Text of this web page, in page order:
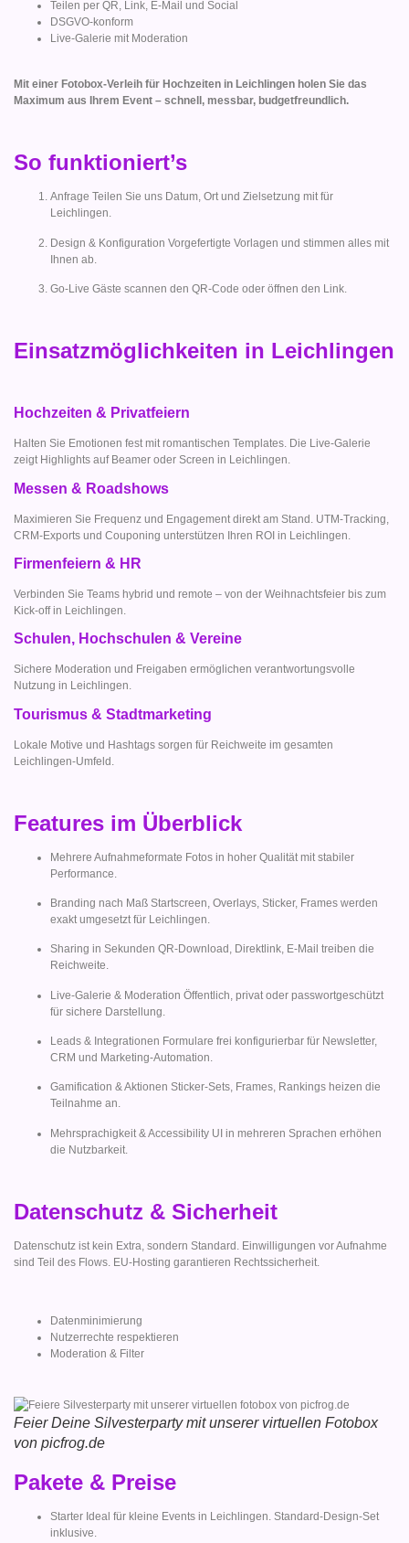
Teilen per QR, Link, E-Mail und Social
DSGVO-konform
Live-Galerie mit Moderation
Mit einer Fotobox-Verleih für Hochzeiten in Leichlingen holen Sie das
Maximum aus Ihrem Event – schnell, messbar, budgetfreundlich.
So funktioniert’s
Anfrage Teilen Sie uns Datum, Ort und Zielsetzung mit für
Leichlingen.
Design & Konfiguration Vorgefertigte Vorlagen und stimmen alles mit
Ihnen ab.
Go-Live Gäste scannen den QR-Code oder öffnen den Link.
Einsatzmöglichkeiten in Leichlingen
Hochzeiten & Privatfeiern
Halten Sie Emotionen fest mit romantischen Templates. Die Live-Galerie
zeigt Highlights auf Beamer oder Screen in Leichlingen.
Messen & Roadshows
Maximieren Sie Frequenz und Engagement direkt am Stand. UTM-Tracking,
CRM-Exports und Couponing unterstützen Ihren ROI in Leichlingen.
Firmenfeiern & HR
Verbinden Sie Teams hybrid und remote – von der Weihnachtsfeier bis zum
Kick-off in Leichlingen.
Schulen, Hochschulen & Vereine
Sichere Moderation und Freigaben ermöglichen verantwortungsvolle
Nutzung in Leichlingen.
Tourismus & Stadtmarketing
Lokale Motive und Hashtags sorgen für Reichweite im gesamten
Leichlingen-Umfeld.
Features im Überblick
Mehrere Aufnahmeformate Fotos in hoher Qualität mit stabiler
Performance.
Branding nach Maß Startscreen, Overlays, Sticker, Frames werden
exakt umgesetzt für Leichlingen.
Sharing in Sekunden QR-Download, Direktlink, E-Mail treiben die
Reichweite.
Live-Galerie & Moderation Öffentlich, privat oder passwortgeschützt
für sichere Darstellung.
Leads & Integrationen Formulare frei konfigurierbar für Newsletter,
CRM und Marketing-Automation.
Gamification & Aktionen Sticker-Sets, Frames, Rankings heizen die
Teilnahme an.
Mehrsprachigkeit & Accessibility UI in mehreren Sprachen erhöhen
die Nutzbarkeit.
Datenschutz & Sicherheit
Datenschutz ist kein Extra, sondern Standard. Einwilligungen vor Aufnahme
sind Teil des Flows. EU-Hosting garantieren Rechtssicherheit.
Datenminimierung
Nutzerrechte respektieren
Moderation & Filter
Feier Deine Silvesterparty mit unserer virtuellen Fotobox
von picfrog.de
Pakete & Preise
Starter Ideal für kleine Events in Leichlingen. Standard-Design-Set
inklusive.